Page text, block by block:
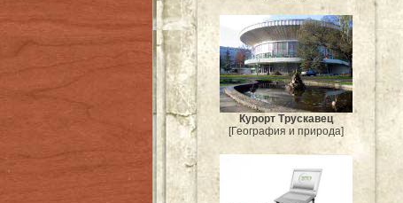
Курорт Трускавец
[География и природа]